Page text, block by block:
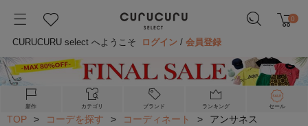
0
CURUCURU select へようこそ ログイン /会員登録
新作 カテゴリ ブランド ランキング セール
TOP > コーデを探す > コーディネート > アンサネス